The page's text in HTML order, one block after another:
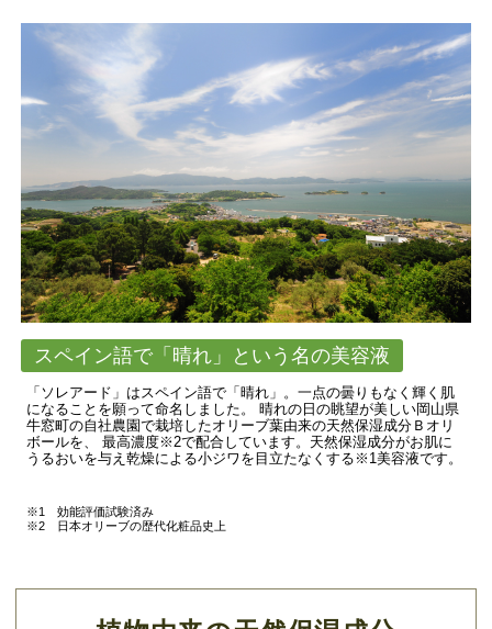
スペイン語で「晴れ」という名の美容液
「ソレアード」はスペイン語で「晴れ」。一点の曇りもなく輝く肌
になることを願って命名しました。 晴れの日の眺望が美しい岡山県
牛窓町の自社農園で栽培したオリーブ葉由来の天然保湿成分Ｂオリ
ボールを、 最高濃度※2で配合しています。天然保湿成分がお肌に
うるおいを与え乾燥による小ジワを目立たなくする ※1美容液です。
※1 効能評価試験済み
※2 日本オリーブの歴代化粧品史上